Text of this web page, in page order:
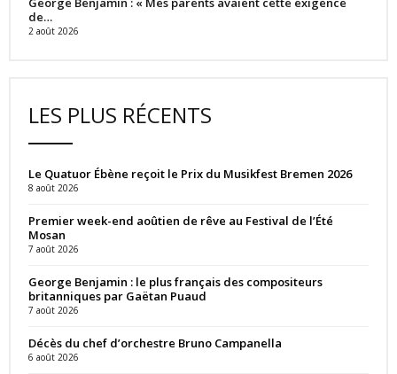
de…
2 août 2026
LES PLUS RÉCENTS
Le Quatuor Ébène reçoit le Prix du Musikfest Bremen 2026
8 août 2026
Premier week-end aoûtien de rêve au Festival de l’Été
Mosan
7 août 2026
George Benjamin : le plus français des compositeurs
britanniques par Gaëtan Puaud
7 août 2026
Décès du chef d’orchestre Bruno Campanella
6 août 2026